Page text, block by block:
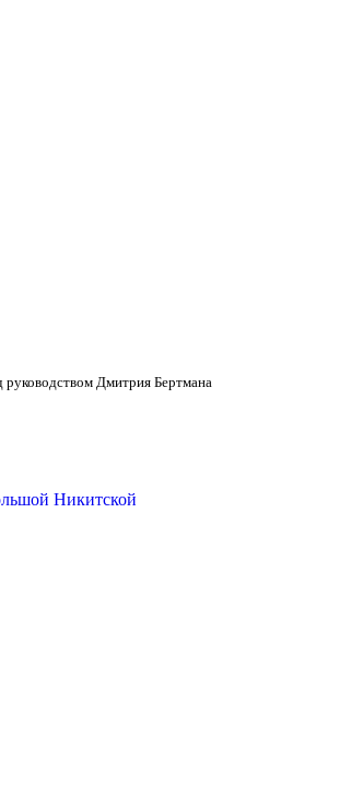
руководством Дмитрия Бертмана
Никитской